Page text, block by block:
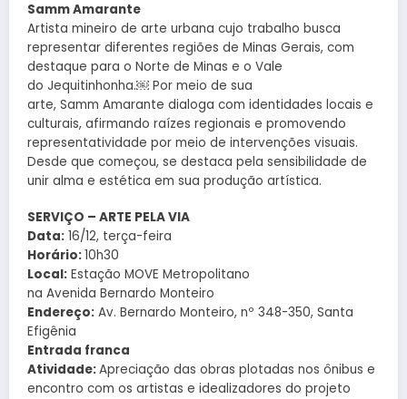
Samm Amarante
Artista mineiro de arte urbana cujo trabalho busca
representar diferentes regiões de Minas Gerais, com
destaque para o Norte de Minas e o Vale
do Jequitinhonha.￼ Por meio de sua
arte, Samm Amarante dialoga com identidades locais e
culturais, afirmando raízes regionais e promovendo
representatividade por meio de intervenções visuais.
Desde que começou, se destaca pela sensibilidade de
unir alma e estética em sua produção artística.
SERVIÇO – ARTE PELA VIA
Data: 16/12, terça-feira
Horário:10h30
Local: Estação MOVE Metropolitano
na Avenida Bernardo Monteiro
Endereço: Av. Bernardo Monteiro, nº 348-350, Santa
Efigênia
Entrada franca
Atividade:Apreciação das obras plotadas nos ônibus e
encontro com os artistas e idealizadores do projeto